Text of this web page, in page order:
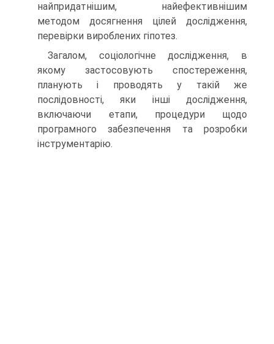
найпридатнішим, найефективнішим
методом досягнення цілей дослідження,
перевірки вироблених гіпотез.
Загалом, соціологічне дослідження, в
якому застосовують спостереження,
планують і проводять у такій же
послідовності, яки інші дослідження,
включаючи етапи, процедури щодо
програмного забезпечення та розробки
інструментарію.